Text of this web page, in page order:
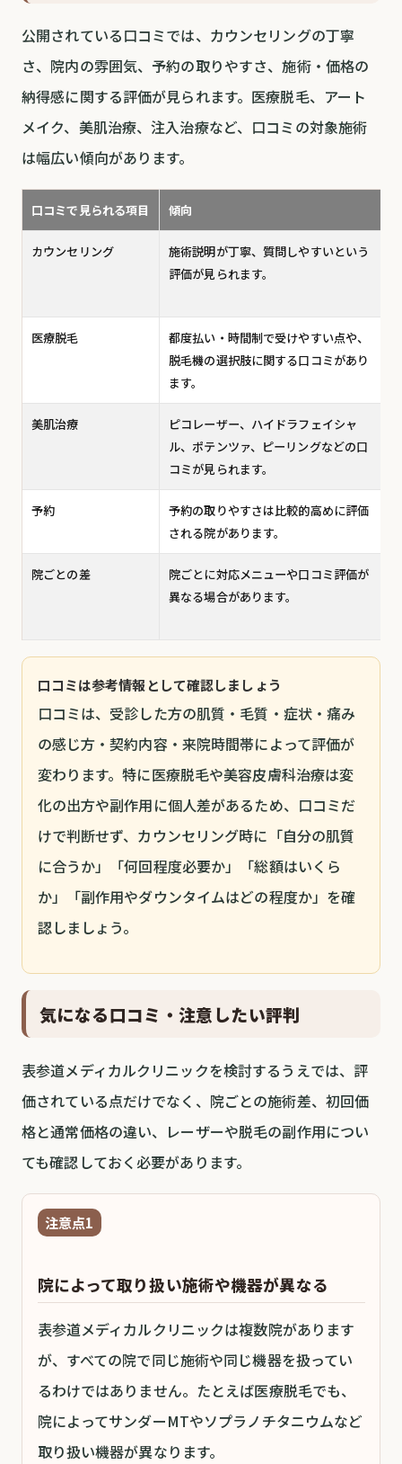
公開されている口コミでは、カウンセリングの丁寧
さ、院内の雰囲気、予約の取りやすさ、施術・価格の
納得感に関する評価が見られます。医療脱毛、アート
メイク、美肌治療、注入治療など、口コミの対象施術
は幅広い傾向があります。
口コミで見られる項目 傾向
カウンセリング
施術説明が丁寧、質問しやすいという
評価が見られます。
医療脱毛
都度払い・時間制で受けやすい点や、
脱毛機の選択肢に関する口コミがあり
ます。
美肌治療
ピコレーザー、ハイドラフェイシャ
ル、ポテンツァ、ピーリングなどの口
コミが見られます。
予約
予約の取りやすさは比較的高めに評価
される院があります。
院ごとの差
院ごとに対応メニューや口コミ評価が
異なる場合があります。
口コミは参考情報として確認しましょう
口コミは、受診した方の肌質・毛質・症状・痛み
の感じ方・契約内容・来院時間帯によって評価が
変わります。特に医療脱毛や美容皮膚科治療は変
化の出方や副作用に個人差があるため、口コミだ
けで判断せず、カウンセリング時に「自分の肌質
に合うか」「何回程度必要か」「総額はいくら
か」「副作用やダウンタイムはどの程度か」を確
認しましょう。
気になる口コミ・注意したい評判
表参道メディカルクリニックを検討するうえでは、評
価されている点だけでなく、院ごとの施術差、初回価
格と通常価格の違い、レーザーや脱毛の副作用につい
ても確認しておく必要があります。
注意点1
院によって取り扱い施術や機器が異なる
表参道メディカルクリニックは複数院があります
が、すべての院で同じ施術や同じ機器を扱ってい
るわけではありません。たとえば医療脱毛でも、
院によってサンダーMTやソプラノチタニウムなど
取り扱い機器が異なります。